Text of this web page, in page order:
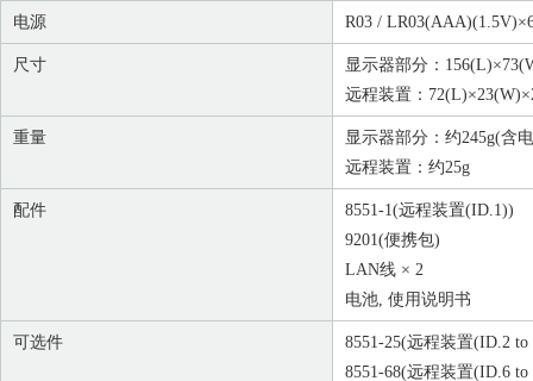
电源 R03 /
尺寸
显示器部分：
远程装置：
重量
显示器部分：约245g(含
远程装置：约25g
配件 8551-1(远程装置(ID.1))
9201(便携包)
LAN线 × 2
电池, 使用说明书
可选件 8551-25(远程装置(ID.2 to
8551-68(远程装置(ID.6 to